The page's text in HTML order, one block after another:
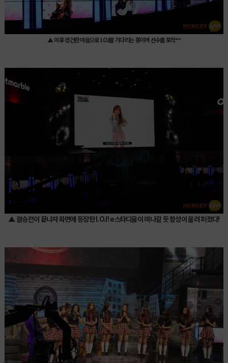
▲ 이후 경건한 마음으로 I.O.I를 기다리는 쫑이꺼 선수를 포착^^
▲ 결승전이 끝나자 화면에 등장한 I.O.I ! e스타디움이 떠나갈 듯 함성이 울려 퍼졌다!